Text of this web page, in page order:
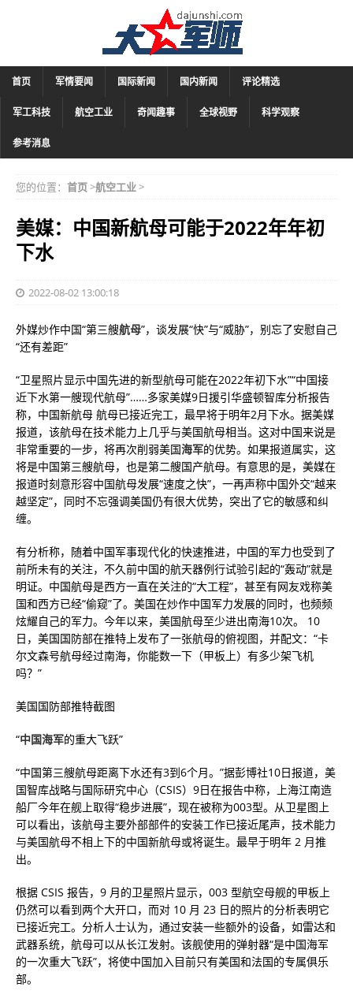
首页 军情要闻 国际新闻 国内新闻 评论精选
军工科技 航空工业 奇闻趣事 全球视野 科学观察
参考消息
您的位置： 首页>航空工业>
美媒：中国新航母可能于2022年年初
下水
2022-08-02 13:00:18
外媒炒作中国“第三艘航母”，谈发展“快”与“威胁”，别忘了安慰自己
“还有差距”
“卫星照片显示中国先进的新型航母可能在2022年初下水”“中国接
近下水第一艘现代航母”……多家美媒9日援引华盛顿智库分析报告
称，中国新航母 航母已接近完工，最早将于明年2月下水。据美媒
报道，该航母在技术能力上几乎与美国航母相当。这对中国来说是
非常重要的一步，将再次削弱美国海军的优势。如果报道属实，这
将是中国第三艘航母，也是第二艘国产航母。有意思的是，美媒在
报道时刻意形容中国航母发展“速度之快”，一再声称中国外交“越来
越坚定”，同时不忘强调美国仍有很大优势，突出了它的敏感和纠
缠。
有分析称，随着中国军事现代化的快速推进，中国的军力也受到了
前所未有的关注，不久前中国的航天器例行试验引起的“轰动”就是
明证。中国航母是西方一直在关注的“大工程”，甚至有网友戏称美
国和西方已经“偷窥”了。美国在炒作中国军力发展的同时，也频频
炫耀自己的军力。今年以来，美国航母至少进出南海10次。 10
日，美国国防部在推特上发布了一张航母的俯视图，并配文：“卡
尔文森号航母经过南海，你能数一下（甲板上）有多少架飞机
吗？”
美国国防部推特截图
“中国海军的重大飞跃”
“中国第三艘航母距离下水还有3到6个月。”据彭博社10日报道，美
国智库战略与国际研究中心（CSIS）9日在报告中称，上海江南造
船厂今年在舰上取得“稳步进展”，现在被称为003型。从卫星图上
可以看出，该航母主要外部部件的安装工作已接近尾声，技术能力
与美国航母不相上下的中国新航母或将诞生。最早于明年 2 月推
出。
根据 CSIS 报告，9 月的卫星照片显示，003 型航空母舰的甲板上
仍然可以看到两个大开口，而对 10 月 23 日的照片的分析表明它
已接近完工。分析人士认为，通过安装一些额外的设备，如雷达和
武器系统，航母可以从长江发射。该舰使用的弹射器“是中国海军
的一次重大飞跃”，将使中国加入目前只有美国和法国的专属俱乐
部。